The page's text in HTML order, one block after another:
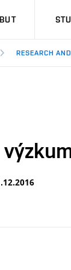
RESEARCH